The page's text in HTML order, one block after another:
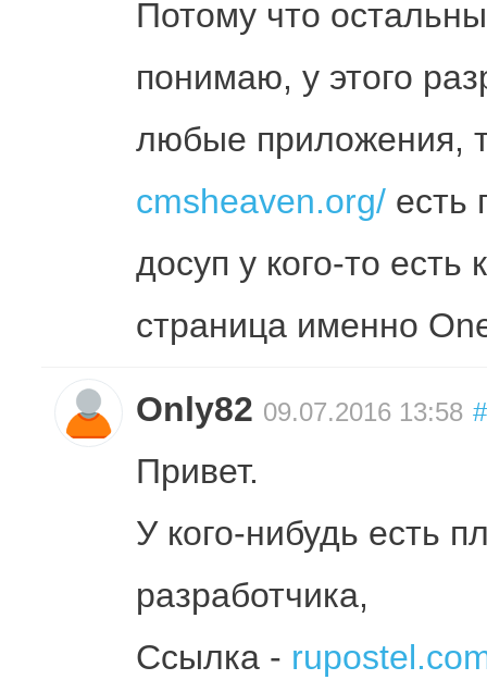
Потому что
понимаю, у этого
любые приложения,
cmsheaven.org/ есть
досуп у кого-то
страница именно
Only82 09.07.2016 13:58
Привет.
У кого-нибудь есть
разработчика,
Ссылка -